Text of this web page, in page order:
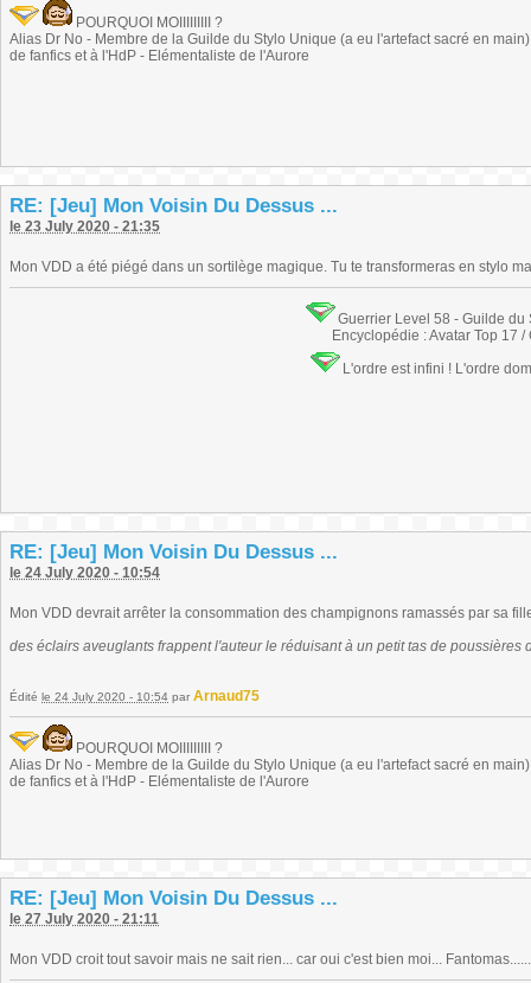
POURQUOI MOIIIIIIIII ?
Alias Dr No - Membre de la Guilde du Stylo Unique (a eu l'artefact sacré en
de fanfics et à l'HdP - Elémentaliste de l'Aurore
RE: [Jeu] Mon Voisin Du Dessus ...
le 23 July 2020 - 21:35
Mon VDD a été piégé dans un sortilège magique. Tu te transformeras en stylo
Guerrier Level 58 - Guilde
Encyclopédie : Avatar Top 17 /
L'ordre est infini ! L'ordre
RE: [Jeu] Mon Voisin Du Dessus ...
le 24 July 2020 - 10:54
Mon VDD devrait arrêter la consommation des champignons ramassés par sa
des éclairs aveuglants frappent l'auteur le réduisant à un petit tas de poussières
Édité le 24 July 2020 - 10:54 par Arnaud75
POURQUOI MOIIIIIIIII ?
Alias Dr No - Membre de la Guilde du Stylo Unique (a eu l'artefact sacré en
de fanfics et à l'HdP - Elémentaliste de l'Aurore
RE: [Jeu] Mon Voisin Du Dessus ...
le 27 July 2020 - 21:11
Mon VDD croit tout savoir mais ne sait rien... car oui c'est bien moi...